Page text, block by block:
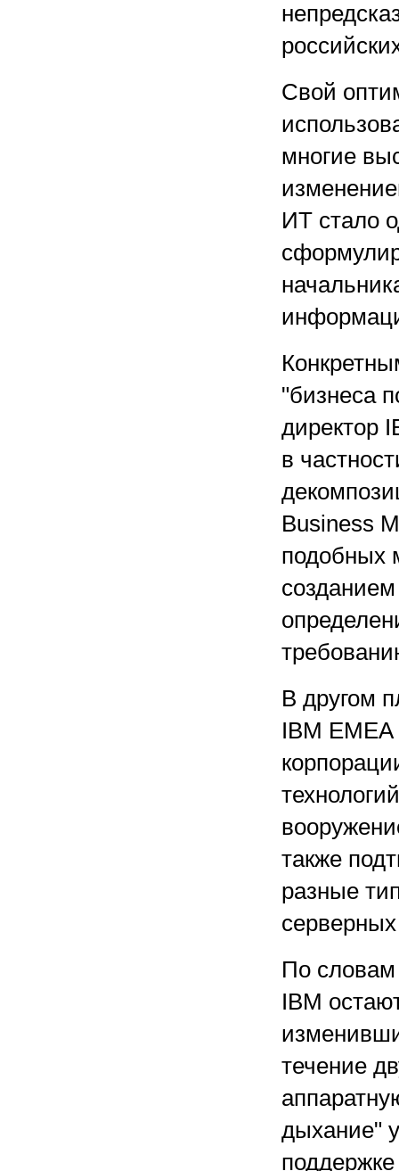
Свой
многие
ИТ стало
"бизнеса
директор
в
Business
подобных
В другом
IBM
также
разные
По словам
IBM
течение
дыхание"